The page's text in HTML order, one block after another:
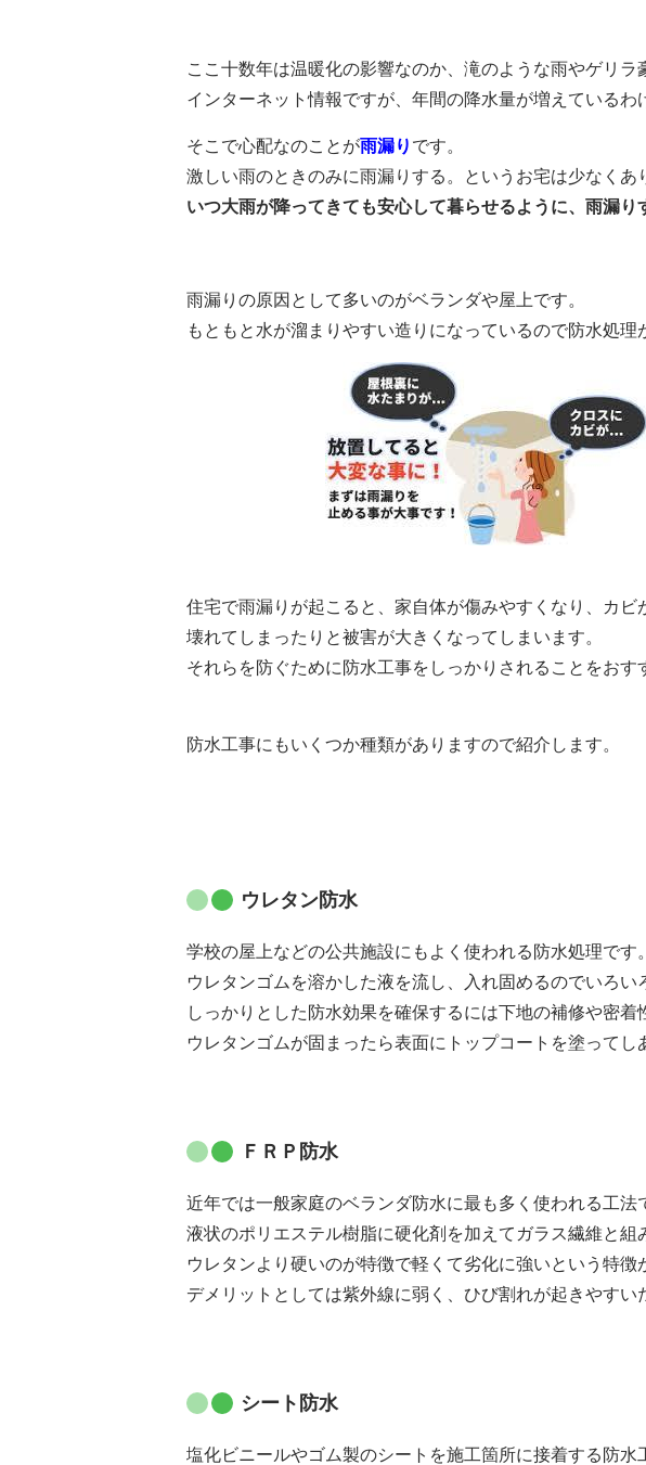
ここ十数年は温暖化の影響なのか、滝のような雨やゲリ
インターネット情報ですが、年間の降水量が増えている
そこで心配なのことが雨漏り です。
激しい雨のときのみに雨漏りする。というお宅は少なくあ
いつ大雨が降ってきても安心して暮らせるように、雨漏り
雨漏りの原因として多いのがベランダや屋上です。
もともと水が溜まりやすい造りになっているので防水処
住宅で雨漏りが起こると、家自体が傷みやすくなり、カ
壊れてしまったりと被害が大きくなってしまいます。
それらを防ぐために防水工事をしっかりされることをおす
防水工事にもいくつか種類がありますので紹介します。
ウレタン防水
学校の屋上などの公共施設にもよく使われる防水処理です。
ウレタンゴムを溶かした液を流し、入れ固めるのでいろい
しっかりとした防水効果を確保するには下地の補修や密
ウレタンゴムが固まったら表面にトップコートを塗ってし
ＦＲＰ防水
近年では一般家庭のベランダ防水に最も多く使われる工法
液状のポリエステル樹脂に硬化剤を加えてガラス繊維と組
ウレタンより硬いのが特徴で軽くて劣化に強いという特徴
デメリットとしては紫外線に弱く、ひび割れが起きやす
シート防水
塩化ビニールやゴム製のシートを施工箇所に接着する防水